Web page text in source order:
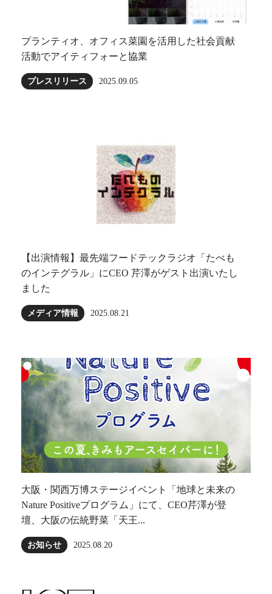
プランティオ、オフィス菜園を活用した社会貢献
活動でアイティフォーと協業
プレスリリース 2025.09.05
【出演情報】最先端フードテックラジオ「たべも
のインテグラル」にCEO 芹澤がゲスト出演いたし
ました
メディア情報 2025.08.21
大阪・関西万博ステージイベント「地球と未来の
Nature Positiveプログラム」にて、CEO芹澤が登
壇、大阪の伝統野菜「天王...
お知らせ 2025.08.20